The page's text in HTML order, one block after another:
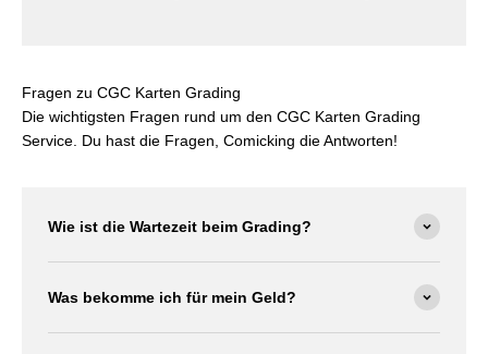
Fragen zu CGC Karten Grading
Die wichtigsten Fragen rund um den CGC Karten Grading
Service. Du hast die Fragen, Comicking die Antworten!
Wie ist die Wartezeit beim Grading?
Was bekomme ich für mein Geld?